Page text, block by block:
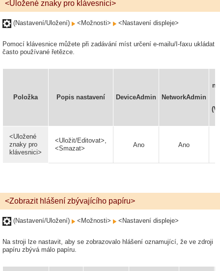
<Uložené znaky pro klávesnici>
(Nastavení/Uložení) <Možnosti> <Nastavení displeje>
Pomocí klávesnice můžete při zadávání míst určení e-mailu/I-faxu ukládat
často používané řetězce.
Položka Popis nastavení DeviceAdmin NetworkAdmin
<Uložené
znaky pro
klávesnici>
<Uložit/Editovat>,
<Smazat>
Ano Ano
<Zobrazit hlášení zbývajícího papíru>
(Nastavení/Uložení) <Možnosti> <Nastavení displeje>
Na stroji lze nastavit, aby se zobrazovalo hlášení oznamující, že ve zdroji
papíru zbývá málo papíru.